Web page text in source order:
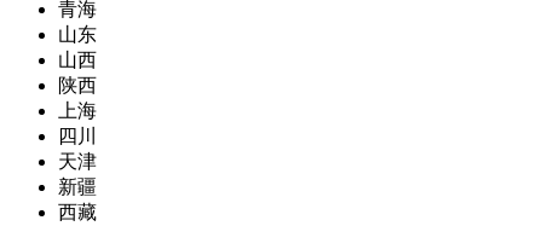
青海
山东
山西
陕西
上海
四川
天津
新疆
西藏